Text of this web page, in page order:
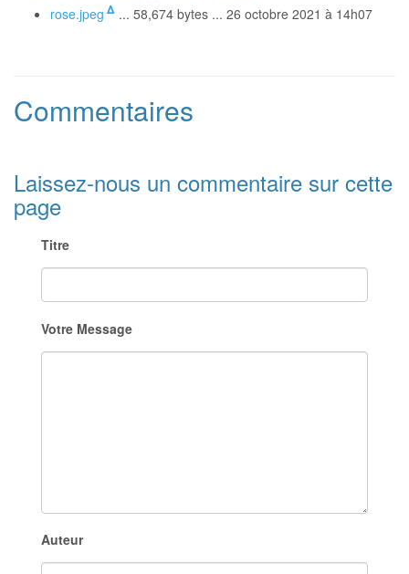
rose.jpeg Δ ... 58,674 bytes ... 26 octobre 2021 à 14h07
Commentaires
Laissez-nous un commentaire sur cette
page
Titre
Votre Message
Auteur